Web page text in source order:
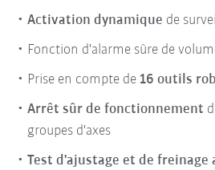
Activation dynamique de
Fonction d'alarme sûre de
Prise en compte de 16 outils
Arrêt sûr de fonctionnement
groupes d'axes
Test d'ajustage et de freinage